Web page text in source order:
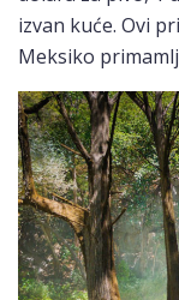
izvan kuće. Ovi
Meksiko